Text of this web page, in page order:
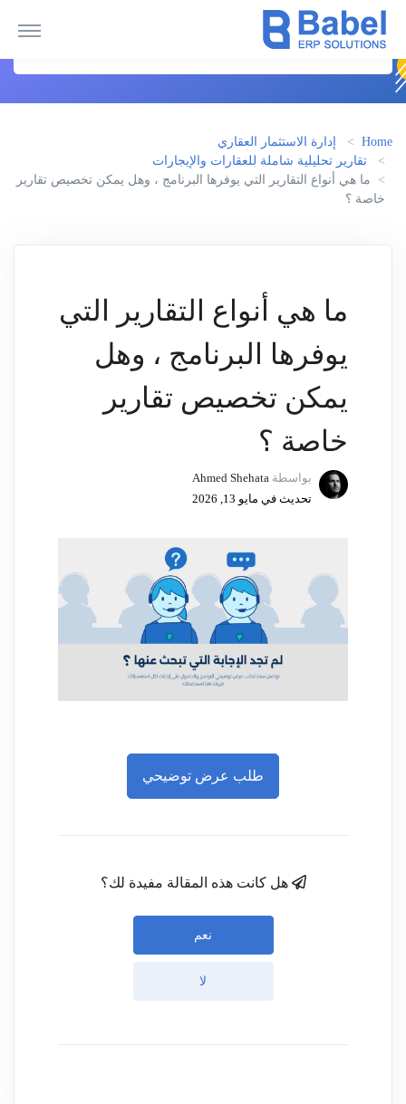
Home
إدارة الاستثمار العقاري
تقارير تحليلية شاملة للعقارات والإيجارات
ما هي أنواع التقارير التي يوفرها البرنامج ، وهل يمكن تخصيص تقارير
خاصة ؟
ما هي أنواع التقارير التي
يوفرها البرنامج ، وهل
يمكن تخصيص تقارير
خاصة ؟
بواسطة
تحديث في مايو 13, 2026
طلب عرض توضيحي
هل كانت هذه المقالة مفيدة لك؟
نعم
لا